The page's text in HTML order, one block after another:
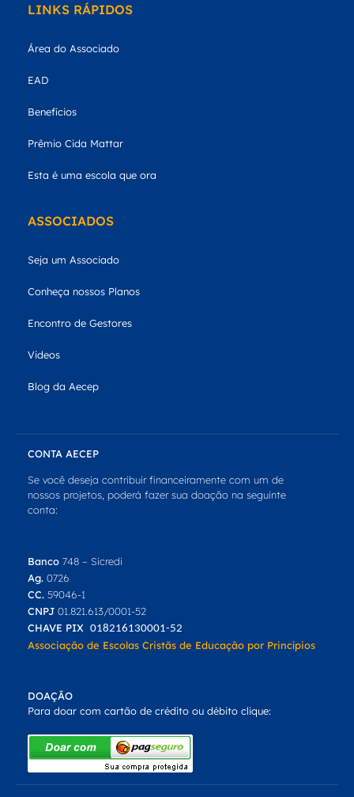
LINKS RÁPIDOS
Área do Associado
EAD
Benefícios
Prêmio Cida Mattar
Esta é uma escola que ora
ASSOCIADOS
Seja um Associado
Conheça nossos Planos
Encontro de Gestores
Videos
Blog da Aecep
CONTA AECEP
Se você deseja contribuir financeiramente com um de
nossos projetos, poderá fazer sua doação na seguinte
conta:
Banco 748 – Sicredi
Ag. 0726
CC. 59046-1
CNPJ 01.821.613/0001-52
CHAVE PIX 018216130001-52
Associação de Escolas Cristãs de Educação por Princípios
DOAÇÃO
Para doar com cartão de crédito ou débito clique: